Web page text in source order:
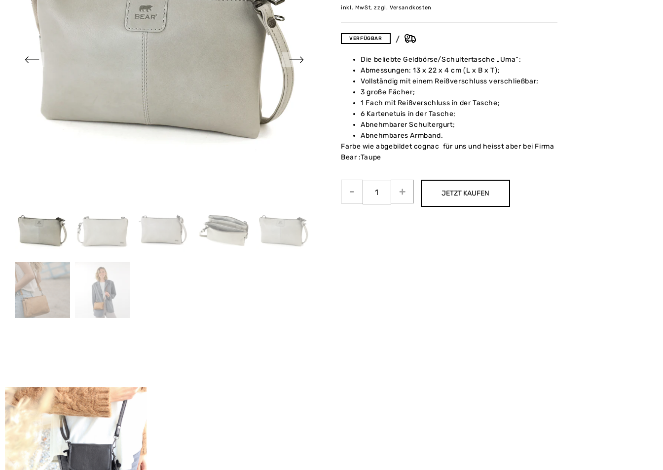
inkl. MwSt, zzgl. Versandkosten
VERFÜGBAR
Die beliebte Geldbörse/Schultertasche „Uma“:
Abmessungen: 13 x 22 x 4 cm (L x B x T);
Vollständig mit einem Reißverschluss verschließbar;
3 große Fächer;
1 Fach mit Reißverschluss in der Tasche;
6 Kartenetuis in der Tasche;
Abnehmbarer Schultergurt;
Abnehmbares Armband.
Farbe wie abgebildet cognac für uns und heisst aber bei Firma
Bear :Taupe
JETZT KAUFEN